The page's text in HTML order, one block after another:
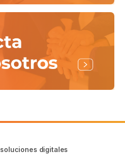
soluciones digitales